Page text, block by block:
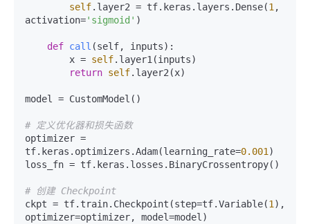
self.layer2 = tf.keras.layers.Dense(1 ,
activation='sigmoid' )
def call (self, inputs):
        x =
self.layer1(inputs)
return self.layer2(x)
model = CustomModel()
# 定义优化器和损失函数
optimizer =
tf.keras.optimizers.Adam(learning_rate=0.001 )
loss_fn = tf.keras.losses.BinaryCrossentropy()
# 创建 Checkpoint
ckpt = tf.train.Checkpoint(step=tf.Variable(1 ),
optimizer=optimizer, model=model)